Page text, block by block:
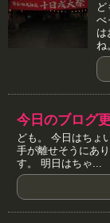
べ
は
ね
今日のブログ
ども。 今日はちょ
手が離せそうにあ
す。 明日はちゃ...